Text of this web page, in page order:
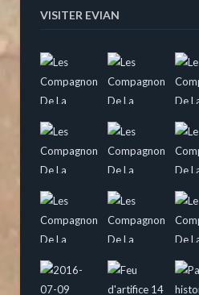
VISITER EVIAN